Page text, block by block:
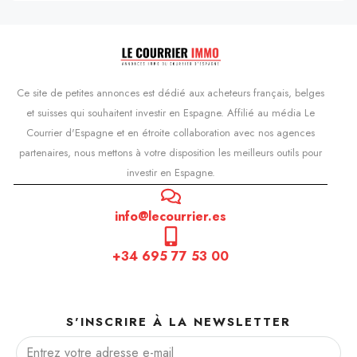
Ce site de petites annonces est dédié aux acheteurs français, belges
et suisses qui souhaitent investir en Espagne. Affilié au média Le
Courrier d'Espagne et en étroite collaboration avec nos agences
partenaires, nous mettons à votre disposition les meilleurs outils pour
investir en Espagne.
info@lecourrier.es
+34 695 77 53 00
S'INSCRIRE À LA NEWSLETTER